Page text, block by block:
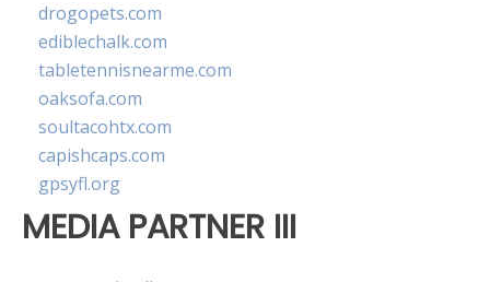
drogopets.com
ediblechalk.com
tabletennisnearme.com
oaksofa.com
soultacohtx.com
capishcaps.com
gpsyfl.org
MEDIA PARTNER III